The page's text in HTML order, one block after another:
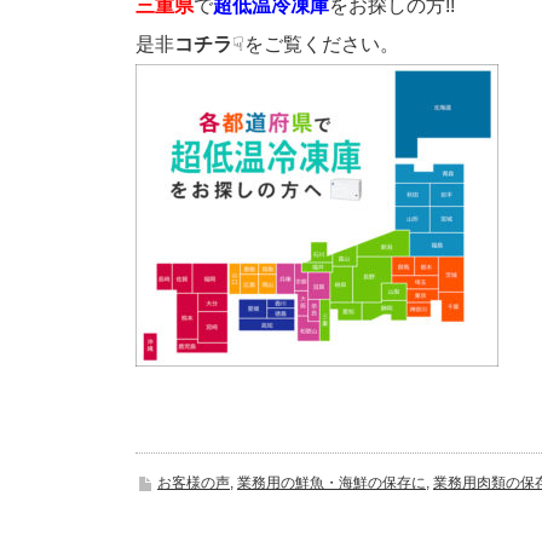
三重県で超低温冷凍庫をお探しの方!!
是非コチラ☟をご覧ください。
お客様の声, 業務用の鮮魚・海鮮の保存に, 業務用肉類の保